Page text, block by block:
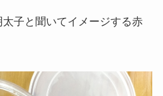
子と聞いてイメージする赤